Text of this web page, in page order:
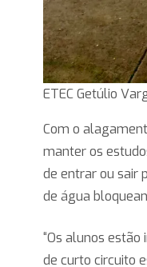
ETEC Getúlio
Com o
manter os
de entrar ou sair
de água
“Os alunos
de curto circuito